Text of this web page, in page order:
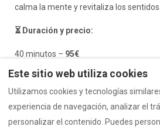
calma la mente y revitaliza los sentidos.
⏳ Duración y precio:
40 minutos – 95€
Política de Privacidad Política
Este sitio web utiliza cookies
Utilizamos cookies y tecnologías
experiencia de navegación, analizar el
personalizar el contenido. Puedes